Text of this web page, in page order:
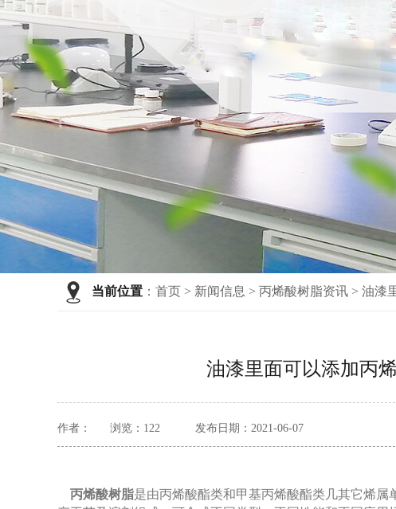
当前位置 ： 首页 > 新闻信息 > 丙烯酸树脂资讯 > 油漆
油漆里面可以添加丙
作者： 浏览： 122 发布日期：2021-06-07
丙烯酸树脂是由丙烯酸酯类和甲基丙烯酸酯类几其它烯